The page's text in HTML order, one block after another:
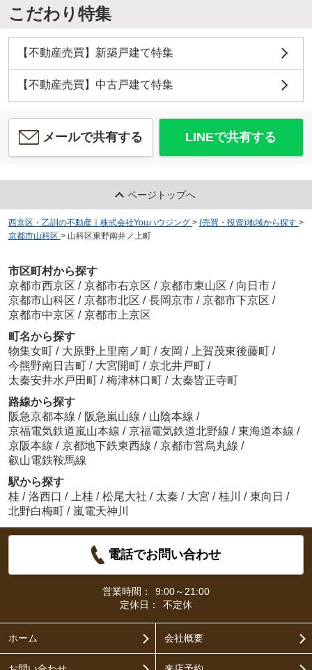
こだわり特集
【不動産売買】新築戸建て特集
【不動産売買】中古戸建て特集
メールで共有する LINEで共有する
ページトップへ
西京区・乙訓の不動産｜株式会社Youハウジング > (売買・投資)地域から探す >
京都市山科区 > 山科区東野南井ノ上町
市区町村から探す
京都市西京区 / 京都市右京区 / 京都市東山区 / 向日市 /
京都市山科区 / 京都市北区 / 長岡京市 / 京都市下京区 /
京都市中京区 / 京都市上京区
町名から探す
物集女町 / 大原野上里南ノ町 / 友岡 / 上賀茂東後藤町 /
今熊野南日吉町 / 大宮開町 / 京北井戸町 /
太秦安井水戸田町 / 梅津林口町 / 太秦皆正寺町
路線から探す
阪急京都本線 / 阪急嵐山線 / 山陰本線 /
京福電気鉄道嵐山本線 / 京福電気鉄道北野線 / 東海道本線 /
京阪本線 / 京都地下鉄東西線 / 京都市営烏丸線 /
叡山電鉄鞍馬線
駅から探す
桂 / 洛西口 / 上桂 / 松尾大社 / 太秦 / 大宮 / 桂川 / 東向日 /
北野白梅町 / 嵐電天神川
電話でお問い合わせ
営業時間：
9:00～21:00
定休日：
不定休
ホーム 会社概要